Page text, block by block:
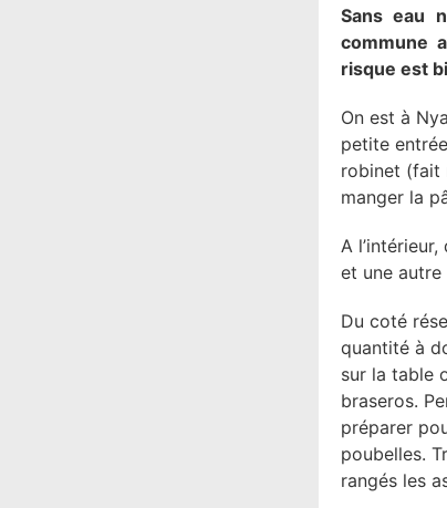
Sans eau
commune
risque est
On est à
petite
robinet (fait
manger la
A
et une autre
Du coté
quantité à
sur la table
braseros.
préparer
poubelles.
rangés les